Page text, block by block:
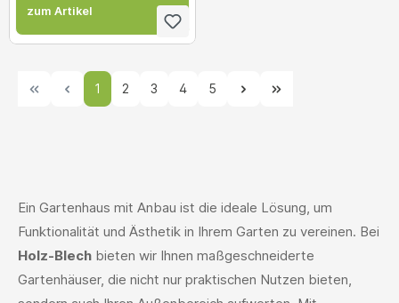
zum Artikel
1 2 3 4 5
Ein Gartenhaus mit Anbau ist die ideale Lösung, um
Funktionalität und Ästhetik in Ihrem Garten zu vereinen. Bei
Holz-Blech bieten wir Ihnen maßgeschneiderte
Gartenhäuser, die nicht nur praktischen Nutzen bieten,